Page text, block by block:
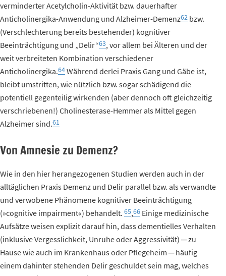
verminderter Acetylcholin-Aktivität bzw. dauerhafter
Anticholinergika-Anwendung und Alzheimer-Demenz62 bzw.
(Verschlechterung bereits bestehender) kognitiver
Beeinträchtigung und „Delir“63, vor allem bei Älteren und der
weit verbreiteten Kombination verschiedener
Anticholinergika.64Während derlei Praxis Gang und Gäbe ist,
bleibt umstritten, wie nützlich bzw. sogar schädigend die
potentiell gegenteilig wirkenden (aber dennoch oft gleichzeitig
verschriebenen!) Cholinesterase-Hemmer als Mittel gegen
Alzheimer sind.61
Von Amnesie zu Demenz?
Wie in den hier herangezogenen Studien werden auch in der
alltäglichen Praxis Demenz und Delir parallel bzw. als verwandte
und verwobene Phänomene kognitiver Beeinträchtigung
(»cognitive impairment«) behandelt. 65,66 Einige medizinische
Aufsätze weisen explizit darauf hin, dass dementielles Verhalten
(inklusive Vergesslichkeit, Unruhe oder Aggressivität) ─ zu
Hause wie auch im Krankenhaus oder Pflegeheim ─ häufig
einem dahinter stehenden Delir geschuldet sein mag, welches